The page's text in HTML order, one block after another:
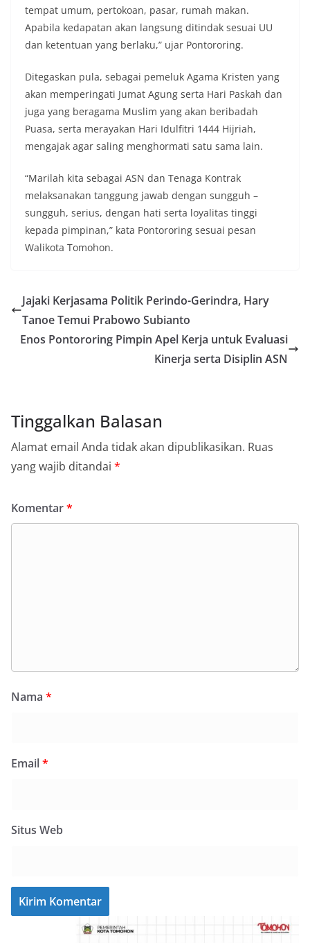
tempat umum, pertokoan, pasar, rumah makan.
Apabila kedapatan akan langsung ditindak sesuai UU
dan ketentuan yang berlaku,” ujar Pontororing.
Ditegaskan pula, sebagai pemeluk Agama Kristen yang
akan memperingati Jumat Agung serta Hari Paskah dan
juga yang beragama Muslim yang akan beribadah
Puasa, serta merayakan Hari Idulfitri 1444 Hijriah,
mengajak agar saling menghormati satu sama lain.
“Marilah kita sebagai ASN dan Tenaga Kontrak
melaksanakan tanggung jawab dengan sungguh –
sungguh, serius, dengan hati serta loyalitas tinggi
kepada pimpinan,” kata Pontororing sesuai pesan
Walikota Tomohon.
Jajaki Kerjasama Politik Perindo-Gerindra, Hary
Tanoe Temui Prabowo Subianto
Enos Pontororing Pimpin Apel Kerja untuk Evaluasi
Kinerja serta Disiplin ASN
Tinggalkan Balasan
Alamat email Anda tidak akan dipublikasikan. Ruas
yang wajib ditandai *
Komentar*
Nama *
Email*
Situs Web